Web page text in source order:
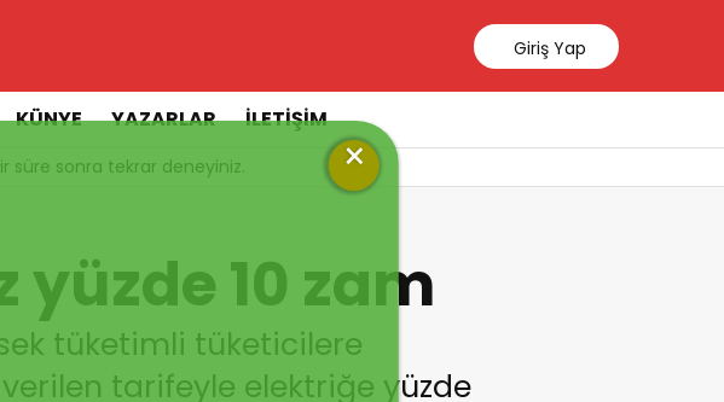
Giriş Yap
KÜNYE YAZARLAR İLETİŞİM
süre sonra tekrar deneyiniz.
yüzde 10 zam
tüketimli tüketicilere
tarifeyle elektriğe yüzde
×